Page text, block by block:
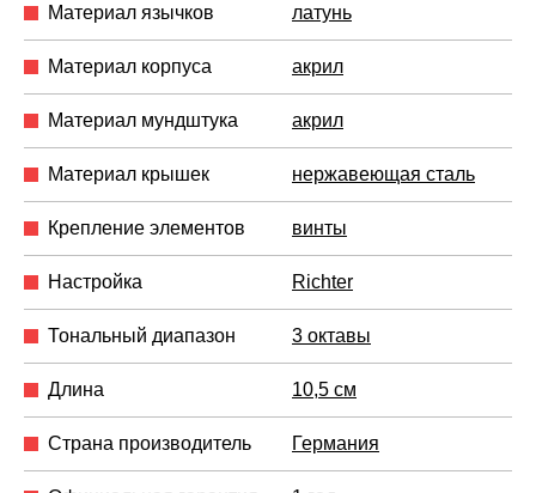
Материал язычков латунь
Материал корпуса акрил
Материал мундштука акрил
Материал крышек нержавеющая сталь
Крепление элементов винты
Настройка Richter
Тональный диапазон 3 октавы
Длина 10,5 см
Страна производитель Германия